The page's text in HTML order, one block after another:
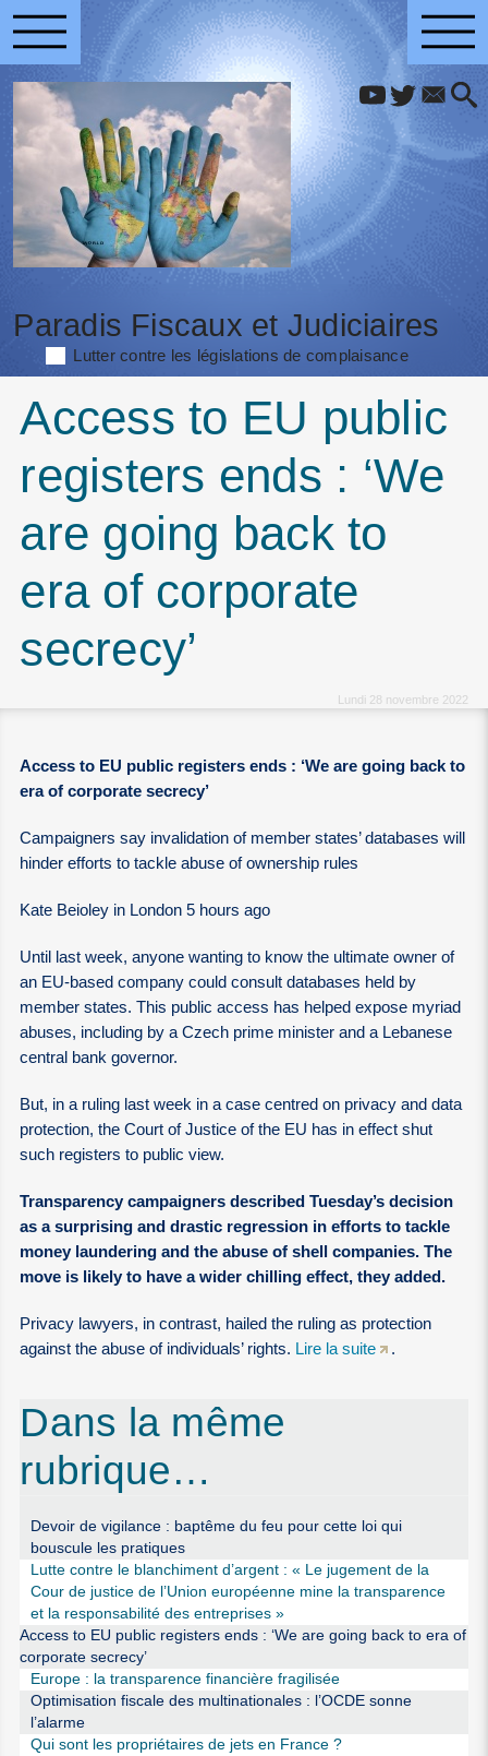
Paradis Fiscaux et Judiciaires
Lutter contre les législations de complaisance
Access to EU public
registers ends : ‘We
are going back to
era of corporate
secrecy’
Lundi 28 novembre 2022
Access to EU public registers ends : ‘We are going back to
era of corporate secrecy’
Campaigners say invalidation of member states’ databases will
hinder efforts to tackle abuse of ownership rules
Kate Beioley in London 5 hours ago
Until last week, anyone wanting to know the ultimate owner of
an EU-based company could consult databases held by
member states. This public access has helped expose myriad
abuses, including by a Czech prime minister and a Lebanese
central bank governor.
But, in a ruling last week in a case centred on privacy and data
protection, the Court of Justice of the EU has in effect shut
such registers to public view.
Transparency campaigners described Tuesday’s decision
as a surprising and drastic regression in efforts to tackle
money laundering and the abuse of shell companies. The
move is likely to have a wider chilling effect, they added.
Privacy lawyers, in contrast, hailed the ruling as protection
against the abuse of individuals’ rights. Lire la suite .
Dans la même
rubrique…
Devoir de vigilance : baptême du feu pour cette loi qui
bouscule les pratiques
Lutte contre le blanchiment d’argent : « Le jugement de la
Cour de justice de l’Union européenne mine la transparence
et la responsabilité des entreprises »
Access to EU public registers ends : ‘We are going back to era of
corporate secrecy’
Europe : la transparence financière fragilisée
Optimisation fiscale des multinationales : l’OCDE sonne
l’alarme
Qui sont les propriétaires de jets en France ?